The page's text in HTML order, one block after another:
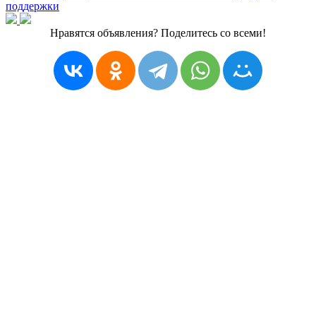
поддержки
Нравятся объявления? Поделитесь со всеми!